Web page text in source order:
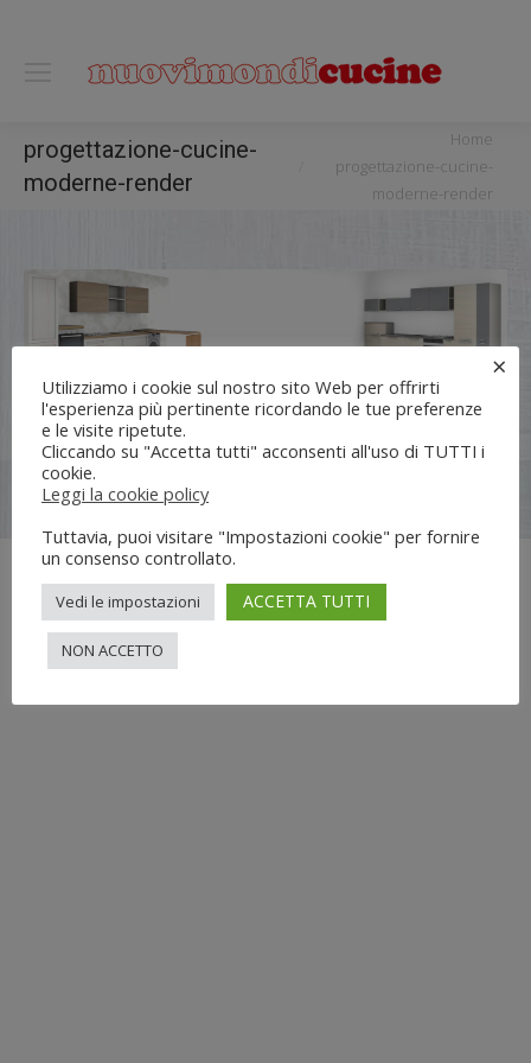
progettazione-cucine-
moderne-render
Home
progettazione-cucine-
moderne-render
Flli UNIA s.n.c. | Lungo Dora Voghera 28/d Torino (10122) |
info[at]nuovimondi.com | P.IVA 00715420014
Utilizziamo i cookie sul nostro sito Web per offrirti
l'esperienza più pertinente ricordando le tue preferenze
e le visite ripetute.
Cliccando su "Accetta tutti" acconsenti all'uso di TUTTI i
cookie.
Leggi la cookie policy
×
Tuttavia, puoi visitare "Impostazioni cookie" per fornire
un consenso controllato.
Vedi le impostazioni ACCETTA TUTTI
NON ACCETTO